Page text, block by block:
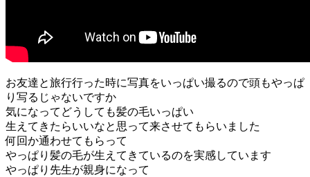
お友達と旅行行った時に写真をいっぱい撮るので頭もやっぱ
り写るじゃないですか
気になってどうしても髪の毛いっぱい
生えてきたらいいなと思って来させてもらいました
何回か通わせてもらって
やっぱり髪の毛が生えてきているのを実感しています
やっぱり先生が親身になって